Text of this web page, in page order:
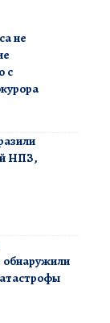
не
с
НПЗ,
обнаружили